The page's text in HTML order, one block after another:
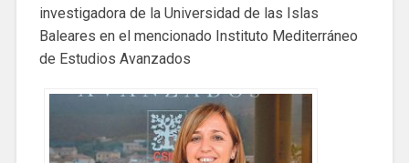
investigadora de la Universidad de las Islas
Baleares en el mencionado Instituto Mediterráneo
de Estudios Avanzados